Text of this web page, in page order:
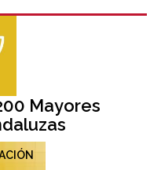
Mayores